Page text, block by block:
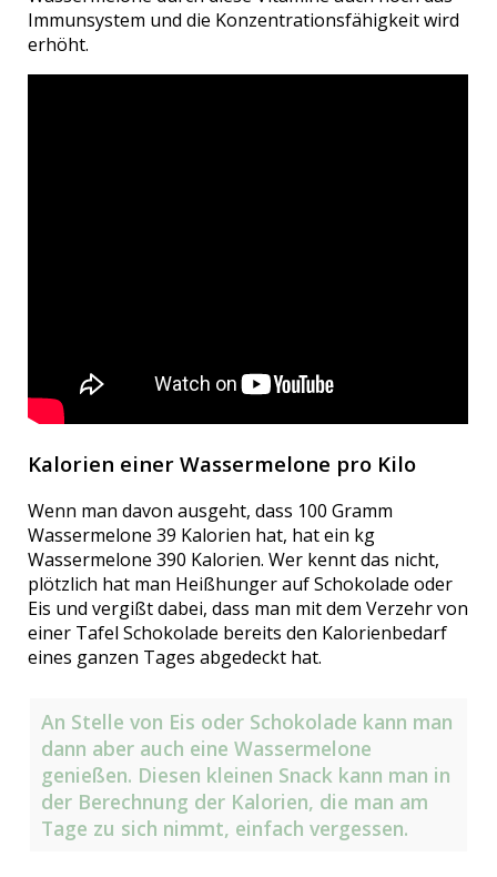
Immunsystem und die Konzentrationsfähigkeit wird
erhöht.
Kalorien einer Wassermelone pro Kilo
Wenn man davon ausgeht, dass 100 Gramm
Wassermelone 39 Kalorien hat, hat ein kg
Wassermelone 390 Kalorien. Wer kennt das nicht,
plötzlich hat man Heißhunger auf Schokolade oder
Eis und vergißt dabei, dass man mit dem Verzehr von
einer Tafel Schokolade bereits den Kalorienbedarf
eines ganzen Tages abgedeckt hat.
An Stelle von Eis oder Schokolade kann man
dann aber auch eine Wassermelone
genießen. Diesen kleinen Snack kann man in
der Berechnung der Kalorien, die man am
Tage zu sich nimmt, einfach vergessen.